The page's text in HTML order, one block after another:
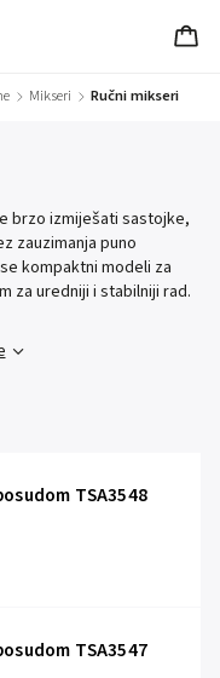
/ Mikseri / Ručni mikseri
brzo izmiješati sastojke,
zauzimanja puno
kompaktni modeli za
za uredniji i stabilniji rad.
TSA3548
TSA3547